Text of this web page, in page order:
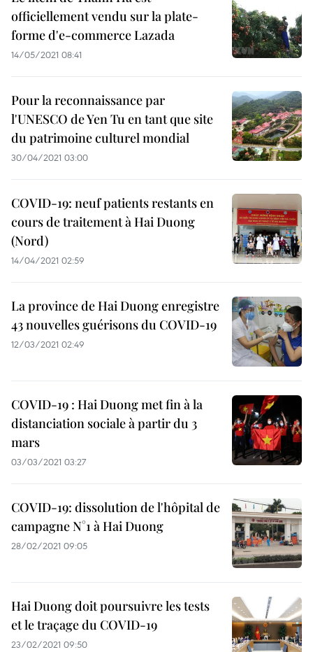
officiellement vendu sur la plate-
forme d'e-commerce Lazada
14/05/2021 08:41
Pour la reconnaissance par
l'UNESCO de Yen Tu en tant que site
du patrimoine culturel mondial
30/04/2021 03:00
COVID-19: neuf patients restants en
cours de traitement à Hai Duong
(Nord)
14/04/2021 02:59
La province de Hai Duong enregistre
43 nouvelles guérisons du COVID-19
12/03/2021 02:49
COVID-19 : Hai Duong met fin à la
distanciation sociale à partir du 3
mars
03/03/2021 03:27
COVID-19: dissolution de l'hôpital de
campagne N°1 à Hai Duong
28/02/2021 09:05
​Hai Duong doit poursuivre les tests
et le traçage du COVID-19
23/02/2021 09:50